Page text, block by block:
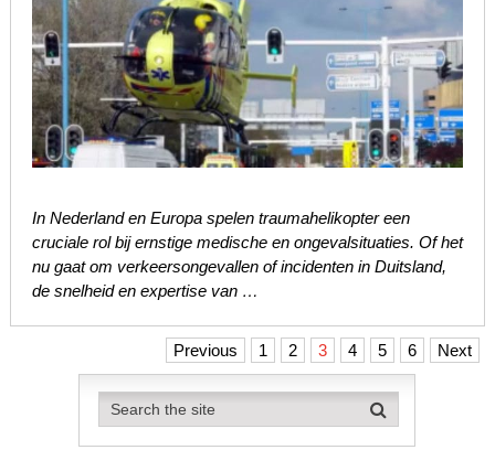
In Nederland en Europa spelen traumahelikopter een
cruciale rol bij ernstige medische en ongevalsituaties. Of het
nu gaat om verkeersongevallen of incidenten in Duitsland,
de snelheid en expertise van …
paginering
Previous 1 2 3 4 5 6 Next